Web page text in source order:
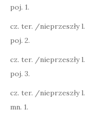
poj. 1.
cz. ter. /nieprzeszły l.
poj. 2.
cz. ter. /nieprzeszły l.
poj. 3.
cz. ter. /nieprzeszły l.
mn. 1.